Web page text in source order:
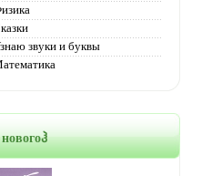
звуки и буквы